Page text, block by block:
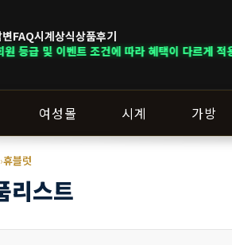
FAQ시계상식상품후기
라 혜택이 다르게 적용됩니다. ｜
여성몰 시계 가방
›휴블럿
리스트